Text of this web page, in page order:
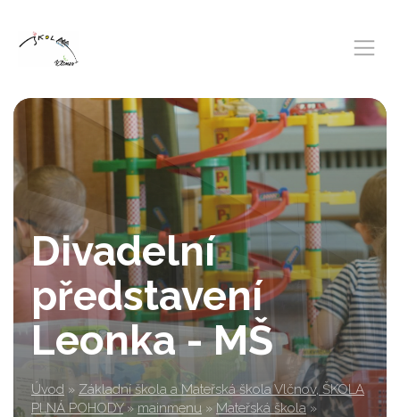
Divadelní
představení
Leonka - MŠ
Úvod » Základní škola a Mateřská škola Vlčnov, ŠKOLA
PLNÁ POHODY » mainmenu » Mateřská škola »